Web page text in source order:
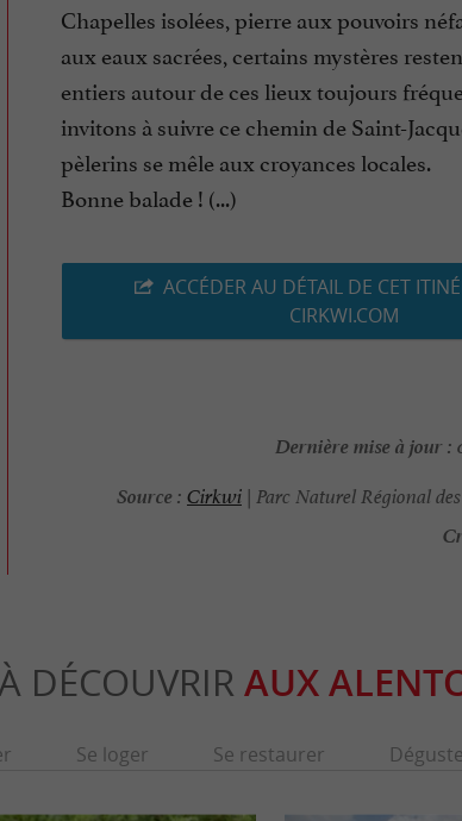
Chapelles isolées, pierre aux pouvoirs
aux eaux sacrées, certains mystères
entiers autour de ces lieux toujours
invitons à suivre ce chemin de Saint-
pèlerins se mêle aux croyances locales.
Bonne balade ! (...)
ACCÉDER AU DÉTAIL DE CET
CIRKWI.COM
Dernière mise à jour :
Source : Cirkwi| Parc Naturel Régional
DÉCOUVRIR AUX
Se loger Se restaurer